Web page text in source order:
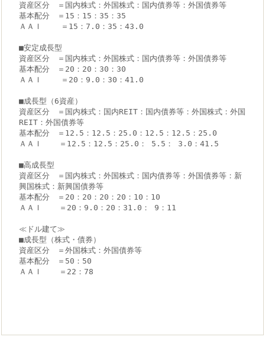
資産区分　＝国内株式：外国株式：国内債券等：外国債券等
基本配分　＝15：15：35：35
ＡＡＩ    ＝15：7.0：35：43.0
■安定成長型
資産区分　＝国内株式：外国株式：国内債券等：外国債券等
基本配分　＝20：20：30：30
ＡＡＩ    ＝20：9.0：30：41.0
■成長型（6資産）
資産区分　＝国内株式：国内REIT：国内債券等：外国株式：外国
REIT：外国債券等
基本配分　＝12.5：12.5：25.0：12.5：12.5：25.0
ＡＡＩ　  ＝12.5：12.5：25.0： 5.5： 3.0：41.5
■高成長型
資産区分　＝国内株式：外国株式：国内債券等：外国債券等：新
興国株式：新興国債券等
基本配分　＝20：20：20：20：10：10
ＡＡＩ　  ＝20：9.0：20：31.0： 9：11
≪ドル建て≫
■成長型（株式・債券）
資産区分　＝外国株式：外国債券等
基本配分　＝50：50
ＡＡＩ　  ＝22：78